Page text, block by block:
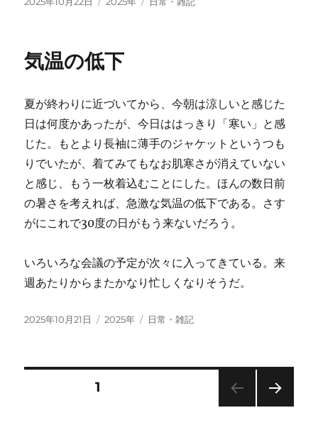
気温の低下
夏が終わりに近づいてから、今朝は涼しいと感じた
日は何度かあったが、今日ははっきり「寒い」と感
じた。もとより長袖に薄手のジャケットというつも
りでいたが、着てみてもなお肌寒さが消えていない
と感じ、もう一枚着込むことにした。ほんの数日前
の暑さを考えれば、急激な気温の低下である。さす
がにこれで30度の日がもう来ないだろう。
いろいろな会議の予定が次々に入ってきている。来
週あたりからまたかなり忙しくなりそうだ。
投
2025年10月21日
カ
2025年
タ
日常・雑記
固定ページ1